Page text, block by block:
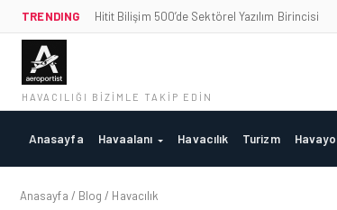
TRENDING Hitit Bilişim 500’de Sektörel Yazılım Birincisi
HAVACILIĞI BIZIMLE TAKIP EDIN
Anasayfa Havaalanı Havacılık Turizm
Anasayfa / Blog / Havacılık